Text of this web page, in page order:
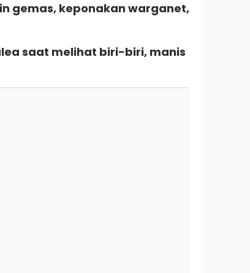
gemas, keponakan warganet,
saat melihat biri-biri, manis